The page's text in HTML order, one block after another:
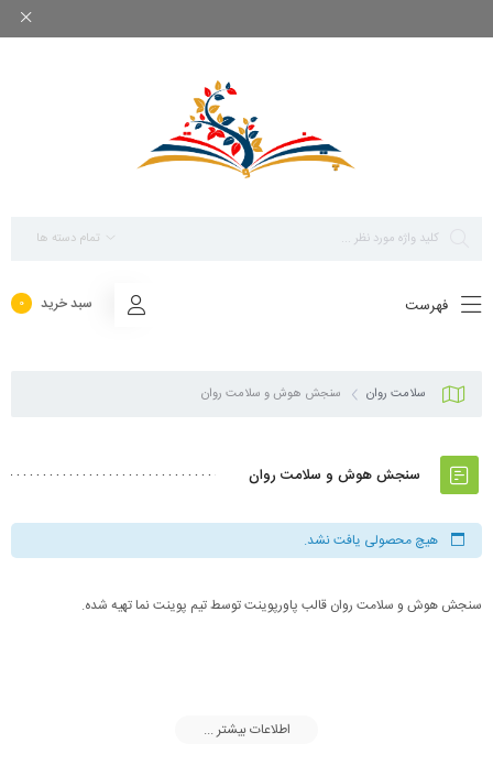
تمام دسته ها
سبد خرید 0 فهرست
سلامت روان سنجش هوش و سلامت روان
سنجش هوش و سلامت روان
هیچ محصولی یافت نشد.
سنجش هوش و سلامت روان قالب پاورپوینت توسط تیم پوینت نما تهیه شده.
اطلاعات بیشتر ...